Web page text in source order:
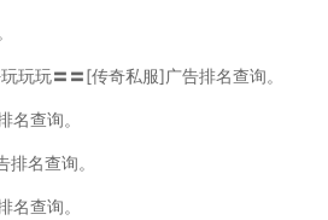
玩玩〓〓[传奇私服]广告排名查询。
查询。
名查询。
查询。